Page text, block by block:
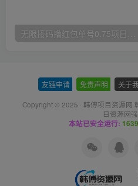
友链申请 免责声明 关于
Copyright © 2025 · 韩傅项目资源网
目资源网
本站已安全运行: